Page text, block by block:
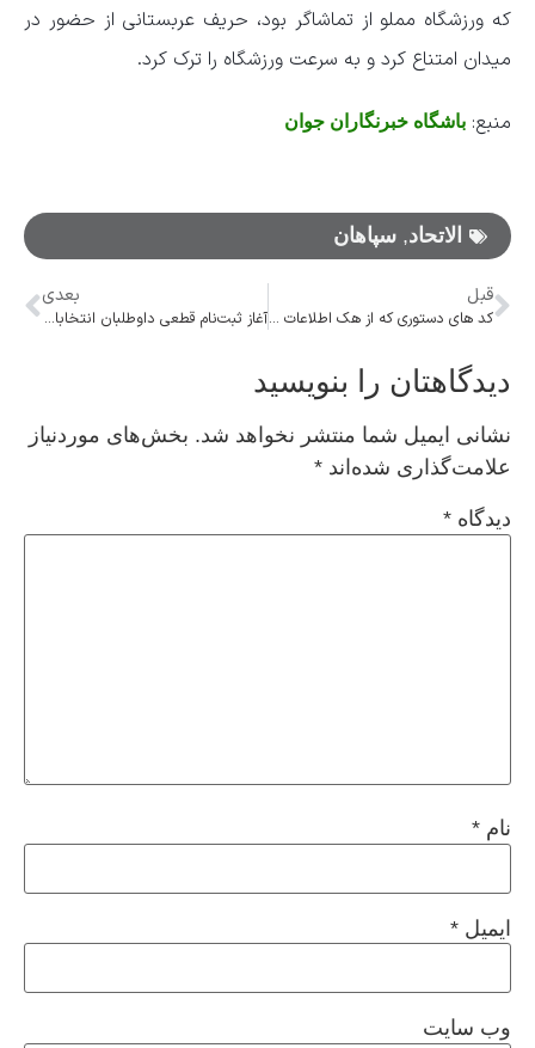
که ورزشگاه مملو از تماشاگر بود، حریف عربستانی از حضور در
میدان امتناع کرد و به سرعت ورزشگاه را ترک کرد.
منبع: باشگاه خبرنگاران جوان
الاتحاد, سپاهان
قبل
کد‌ های دستوری که از هک اطلاعات گوشی جلوگیری می‌کند
بعدی
آغاز ثبت‌نام قطعی داوطلبان انتخابات مجلس از ۲۷ مهر
دیدگاهتان را بنویسید
نشانی ایمیل شما منتشر نخواهد شد. بخش‌های موردنیاز
علامت‌گذاری شده‌اند *
دیدگاه *
نام *
ایمیل *
وب‌ سایت